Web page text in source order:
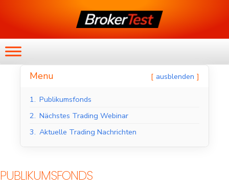
Menu ausblenden
1. Publikumsfonds
2. Nächstes Trading Webinar
3. Aktuelle Trading Nachrichten
PUBLIKUMSFONDS